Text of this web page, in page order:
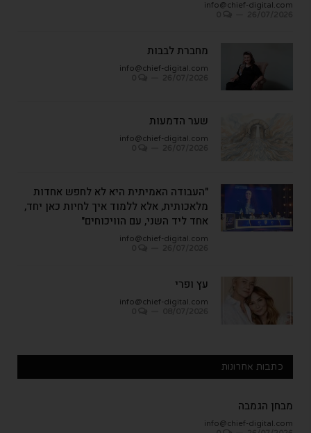
info@chief-digital.com
מחברת לבבות
info@chief-digital.com
שער הדמעות
info@chief-digital.com
"העבודה האמיתית היא לא לחפש אחדות
מלאכותית, אלא ללמוד איך לחיות כאן יחד,
אחד ליד השני, עם הוויכוחים"
info@chief-digital.com
עץ ופרי
info@chief-digital.com
כתבות אחרונות
מבחן הגמבה
info@chief-digital.com